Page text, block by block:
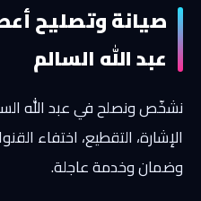
صيانة وتصليح
عبد الله السالم
نشخّص ونصلح في عبد الله
الإشارة، التقطيع، اختفاء
وضمان وخدمة عاجلة.